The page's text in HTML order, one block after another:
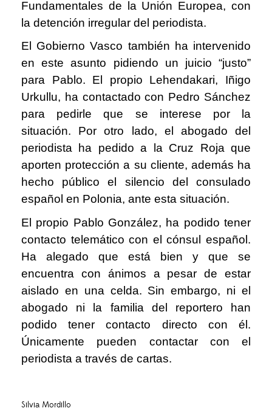
Fundamentales de la Unión Europea, con
la detención irregular del periodista.
El Gobierno Vasco también ha intervenido
en este asunto pidiendo un juicio “justo”
para Pablo. El propio Lehendakari, Iñigo
Urkullu, ha contactado con Pedro Sánchez
para pedirle que se interese por la
situación. Por otro lado, el abogado del
periodista ha pedido a la Cruz Roja que
aporten protección a su cliente, además ha
hecho público el silencio del consulado
español en Polonia, ante esta situación.
El propio Pablo González, ha podido tener
contacto telemático con el cónsul español.
Ha alegado que está bien y que se
encuentra con ánimos a pesar de estar
aislado en una celda. Sin embargo, ni el
abogado ni la familia del reportero han
podido tener contacto directo con él.
Únicamente pueden contactar con el
periodista a través de cartas.
Silvia Mordillo